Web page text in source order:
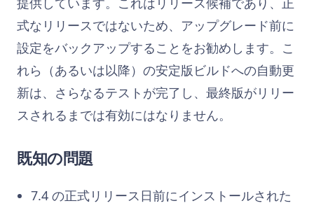
式なリリースではないため、アップグレード前に
設定をバックアップすることをお勧めします。こ
れら（あるいは以降）の安定版ビルドへの自動更
新は、さらなるテストが完了し、最終版がリリー
スされるまでは有効にはなりません。
既知の問題
7.4 の正式リリース日前にインストールされた